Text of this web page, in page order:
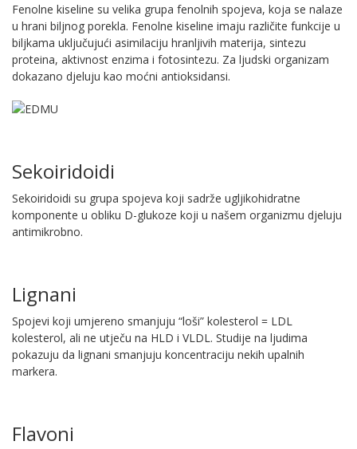
Fenolne kiseline su velika grupa fenolnih spojeva, koja se nalaze
u hrani biljnog porekla. Fenolne kiseline imaju različite funkcije u
biljkama uključujući asimilaciju hranljivih materija, sintezu
proteina, aktivnost enzima i fotosintezu. Za ljudski organizam
dokazano djeluju kao moćni antioksidansi.
Sekoiridoidi
Sekoiridoidi su grupa spojeva koji sadrže ugljikohidratne
komponente u obliku D-glukoze koji u našem organizmu djeluju
antimikrobno.
Lignani
Spojevi koji umjereno smanjuju “loši” kolesterol = LDL
kolesterol, ali ne utječu na HLD i VLDL. Studije na ljudima
pokazuju da lignani smanjuju koncentraciju nekih upalnih
markera.
Flavoni